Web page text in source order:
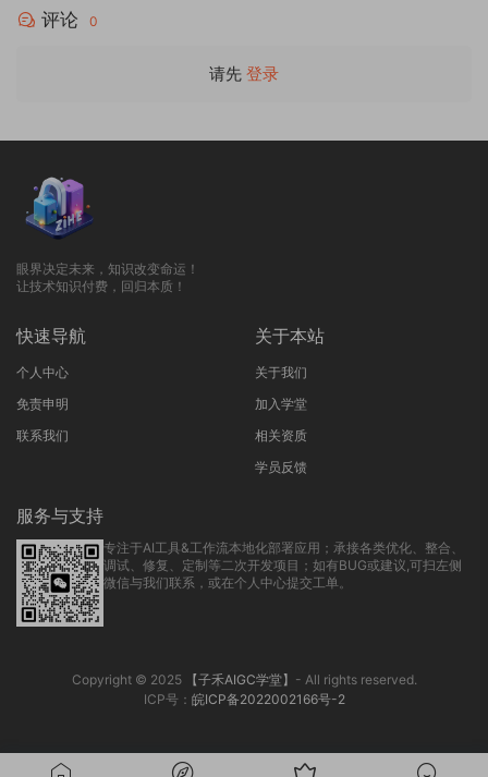
评论 0
请先 登录
眼界决定未来，知识改变命运！
让技术知识付费，回归本质！
快速导航
个人中心
免责申明
联系我们
关于本站
关于我们
加入学堂
相关资质
学员反馈
服务与支持
专注于AI工具&工作流本地化部署应用；承接各类优化、整合、
调试、修复、定制等二次开发项目；如有BUG或建议,可扫左侧
微信与我们联系，或在个人中心提交工单。
Copyright © 2025 【子禾AIGC学堂】 - All rights reserved.
ICP号： 皖ICP备2022002166号-2